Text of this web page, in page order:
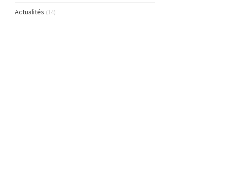
Actualités (14)